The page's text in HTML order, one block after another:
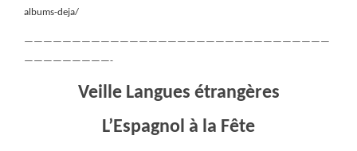
albums-deja/
————————————————————————————————
—————————-
Veille Langues étrangères
L’Espagnol à la Fête